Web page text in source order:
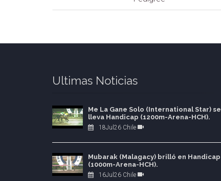
Ultimas Noticias
Me La Gane Solo (International Star) se
lleva Handicap (1200m-Arena-HCH).
18Jul26 Chile
Mubarak (Malagacy) brilló en Handicap
(1000m-Arena-HCH).
16Jul26 Chile